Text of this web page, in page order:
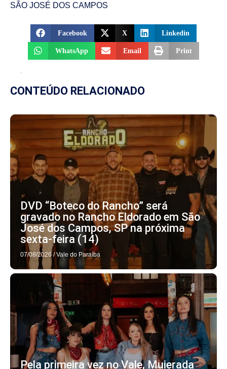
SÃO JOSÉ DOS CAMPOS
Facebook X Linkedin
WhatsApp Email Print
CONTEÚDO RELACIONADO
DVD “Boteco do Rancho” será
gravado no Rancho Eldorado em São
José dos Campos, SP na próxima
sexta-feira (14)
07/08/2026 / Vale do Paraíba
Pela primeira vez no Vale, Muierada